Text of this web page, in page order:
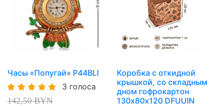
Часы «Попугай» P44BLI
3 голоса
142,50 BYN
Коробка с откидной
крышкой, со складным
дном гофрокартон
130х80х120 DFUUIN